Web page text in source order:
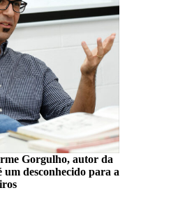
Gorgulho, autor da
um desconhecido para a